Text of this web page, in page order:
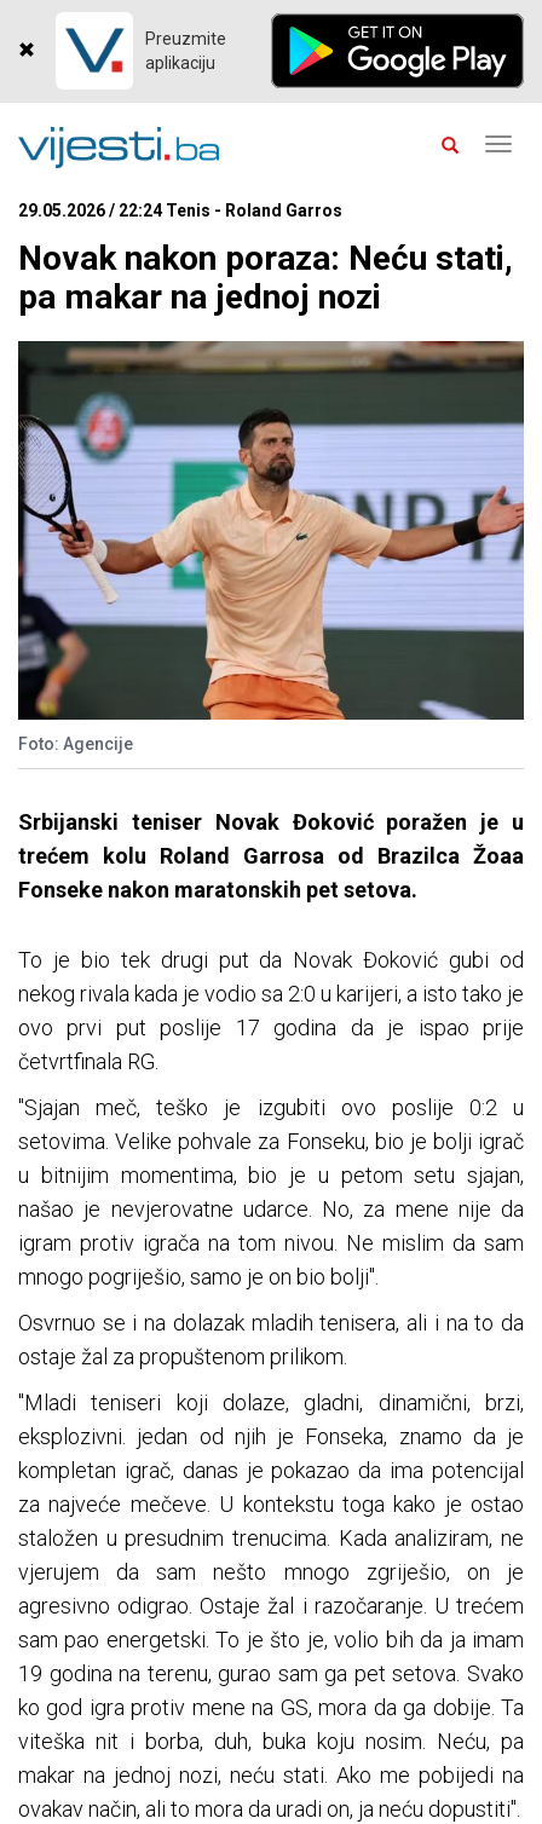
Preuzmite
aplikaciju
29.05.2026 / 22:24 Tenis - Roland Garros
Novak nakon poraza: Neću stati,
pa makar na jednoj nozi
Foto: Agencije
Srbijanski teniser Novak Đoković poražen je u
trećem kolu Roland Garrosa od Brazilca Žoaa
Fonseke nakon maratonskih pet setova.
To je bio tek drugi put da Novak Đoković gubi od
nekog rivala kada je vodio sa 2:0 u karijeri, a isto tako je
ovo prvi put poslije 17 godina da je ispao prije
četvrtfinala RG.
"Sjajan meč, teško je izgubiti ovo poslije 0:2 u
setovima. Velike pohvale za Fonseku, bio je bolji igrač
u bitnijim momentima, bio je u petom setu sjajan,
našao je nevjerovatne udarce. No, za mene nije da
igram protiv igrača na tom nivou. Ne mislim da sam
mnogo pogriješio, samo je on bio bolji".
Osvrnuo se i na dolazak mladih tenisera, ali i na to da
ostaje žal za propuštenom prilikom.
"Mladi teniseri koji dolaze, gladni, dinamični, brzi,
eksplozivni. jedan od njih je Fonseka, znamo da je
kompletan igrač, danas je pokazao da ima potencijal
za najveće mečeve. U kontekstu toga kako je ostao
staložen u presudnim trenucima. Kada analiziram, ne
vjerujem da sam nešto mnogo zgriješio, on je
agresivno odigrao. Ostaje žal i razočaranje. U trećem
sam pao energetski. To je što je, volio bih da ja imam
19 godina na terenu, gurao sam ga pet setova. Svako
ko god igra protiv mene na GS, mora da ga dobije. Ta
viteška nit i borba, duh, buka koju nosim. Neću, pa
makar na jednoj nozi, neću stati. Ako me pobijedi na
ovakav način, ali to mora da uradi on, ja neću dopustiti".